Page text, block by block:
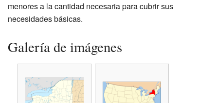
menores a la cantidad necesaria para cubrir sus
necesidades básicas.
Galería de imágenes